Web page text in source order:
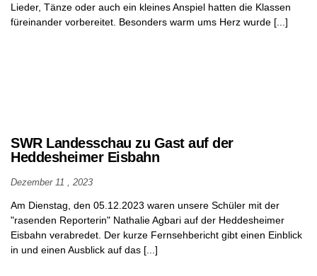
Lieder, Tänze oder auch ein kleines Anspiel hatten die Klassen
füreinander vorbereitet. Besonders warm ums Herz wurde [...]
SWR Landesschau zu Gast auf der
Heddesheimer Eisbahn
Dezember 11 , 2023
Am Dienstag, den 05.12.2023 waren unsere Schüler mit der
"rasenden Reporterin" Nathalie Agbari auf der Heddesheimer
Eisbahn verabredet. Der kurze Fernsehbericht gibt einen Einblick
in und einen Ausblick auf das [...]